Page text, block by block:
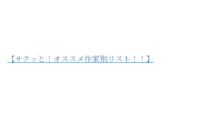
【サクッと！オススメ作家別リスト！！】